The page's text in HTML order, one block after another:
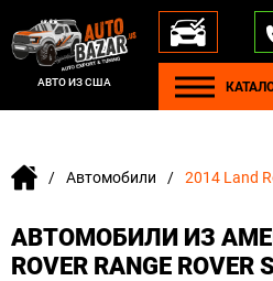
АВТО ИЗ США
+1
+380
---
+7
+375
Автомобили 2014 Land
АВТОМОБИЛИ ИЗ
ROVER RANGE